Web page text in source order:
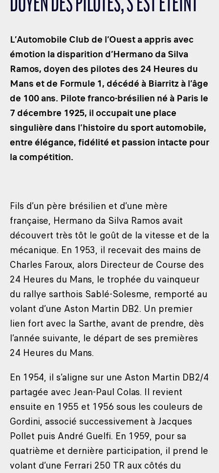
LES CATÉGORIES
HOSPITALITÉS
DÉVELOPPEMENT DURABLE
SEA BY DHL
PARTENAIRES
NEWSLETTER
DOYEN DES PILOTES, S’EST ÉTEINT
L’Automobile Club de l’Ouest a appris avec
émotion la disparition d’Hermano da Silva
Ramos, doyen des pilotes des 24 Heures du
Mans et de Formule 1, décédé à Biarritz à l’âge
de 100 ans. Pilote franco-brésilien né à Paris le
7 décembre 1925, il occupait une place
singulière dans l’histoire du sport automobile,
entre élégance, fidélité et passion intacte pour
la compétition.
Fils d’un père brésilien et d’une mère
française, Hermano da Silva Ramos avait
découvert très tôt le goût de la vitesse et de la
mécanique. En 1953, il recevait des mains de
Charles Faroux, alors Directeur de Course des
24 Heures du Mans, le trophée du vainqueur
du rallye sarthois Sablé-Solesme, remporté au
volant d’une Aston Martin DB2. Un premier
lien fort avec la Sarthe, avant de prendre, dès
l’année suivante, le départ de ses premières
24 Heures du Mans.
En 1954, il s’aligne sur une Aston Martin DB2/4
partagée avec Jean-Paul Colas. Il revient
ensuite en 1955 et 1956 sous les couleurs de
Gordini, associé successivement à Jacques
Pollet puis André Guelfi. En 1959, pour sa
quatrième et dernière participation, il prend le
volant d’une Ferrari 250 TR aux côtés du